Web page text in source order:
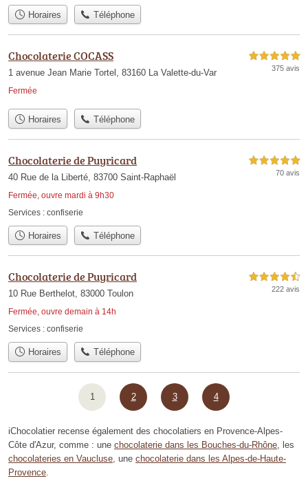
Horaires Téléphone
Chocolaterie COCASS
1 avenue Jean Marie Tortel, 83160 La Valette-du-Var
Fermée
5,0 étoiles sur 5
375 avis
Horaires Téléphone
Chocolaterie de Puyricard
40 Rue de la Liberté, 83700 Saint-Raphaël
Fermée, ouvre mardi à 9h30
5,0 étoiles sur 5
70 avis
Services : confiserie
Horaires Téléphone
Chocolaterie de Puyricard
10 Rue Berthelot, 83000 Toulon
Fermée, ouvre demain à 14h
4,5 étoiles sur 5
222 avis
Services : confiserie
Horaires Téléphone
1 2 3 4
iChocolatier recense également des chocolatiers en Provence-Alpes-
Côte d'Azur, comme : une chocolaterie dans les Bouches-du-Rhône , les
chocolateries en Vaucluse , une chocolaterie dans les Alpes-de-Haute-
Provence